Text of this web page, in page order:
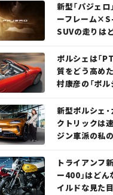
新型「パジェロ
ーフレーム
SUVの走りは
ポルシェは「
質をどう高め
村康彦の「ポル
新型ポルシェ
クトリックは
ジン車派の私
トライアンフ
ー400」はどん
イルドな見た